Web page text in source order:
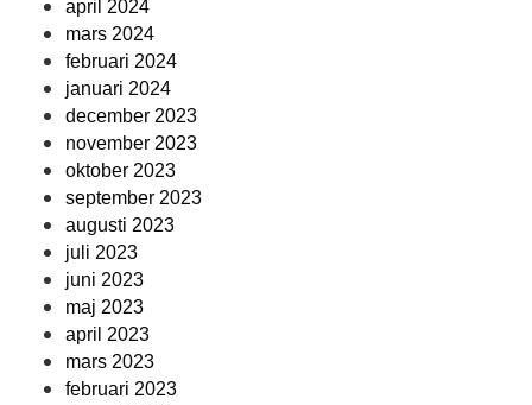
april 2024
mars 2024
februari 2024
januari 2024
december 2023
november 2023
oktober 2023
september 2023
augusti 2023
juli 2023
juni 2023
maj 2023
april 2023
mars 2023
februari 2023